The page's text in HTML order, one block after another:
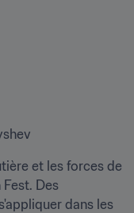
et les forces de
Fest. Des
dans les